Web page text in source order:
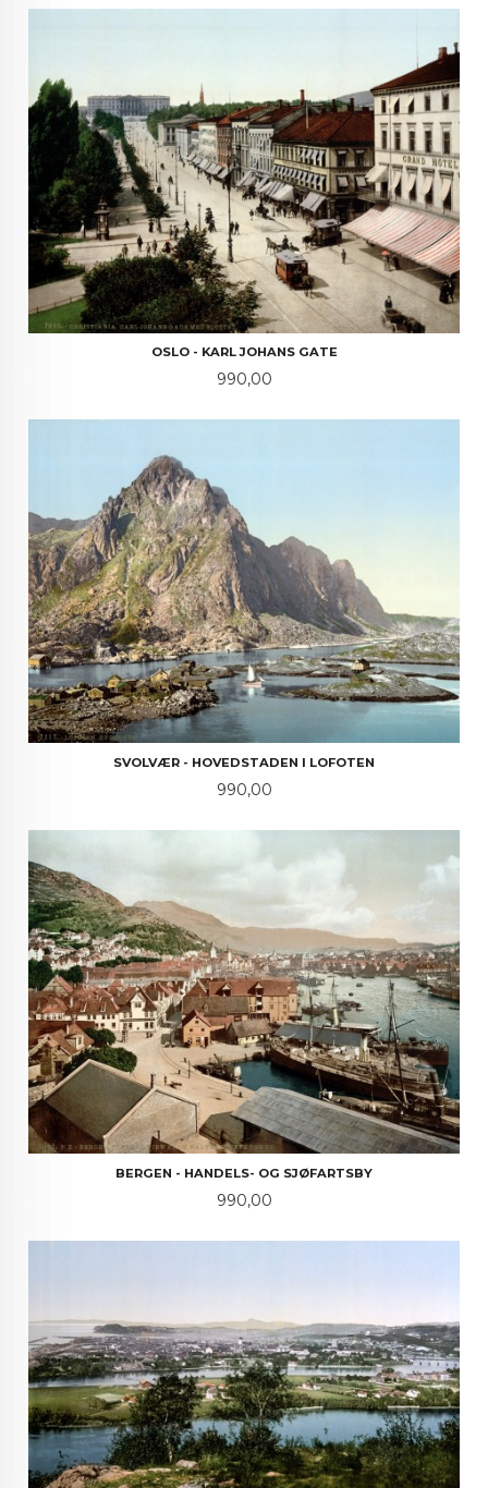
OSLO - KARL JOHANS GATE
Pris
990,00
SVOLVÆR - HOVEDSTADEN I LOFOTEN
Pris
990,00
BERGEN - HANDELS- OG SJØFARTSBY
Pris
990,00